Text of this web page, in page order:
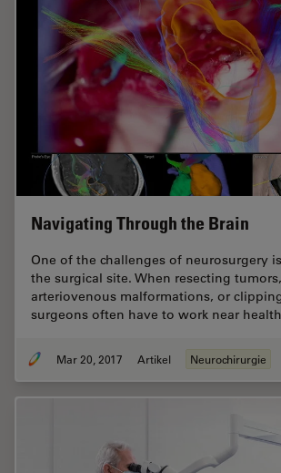
Navigating Through the Brain
One of the challenges of neurosurgery
the surgical site. When resecting
arteriovenous malformations, or
surgeons often have to work near
Mar 20, 2017 Artikel Neurochirurgie